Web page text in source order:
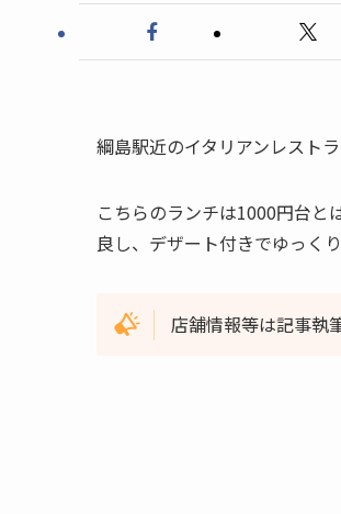
綱島駅近のイタリアンレスト
こちらのランチは1000円台と
良し、デザート付きでゆっく
店舗情報等は記事執